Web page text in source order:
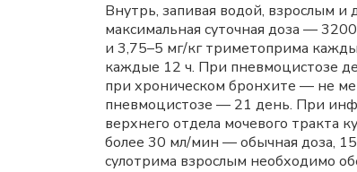
Внутрь, запивая водой, взрослым
максимальная суточная доза —
и 3,75–5 мг/кг триметоприма
каждые 12 ч. При пневмоцистозе
при хроническом бронхите — не
пневмоцистозе — 21 день. При
верхнего отдела мочевого тракта
более 30 мл/мин — обычная доза,
сулотрима взрослым необходимо